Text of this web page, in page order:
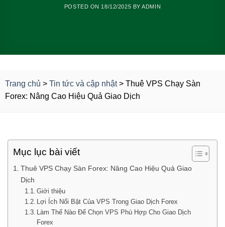
POSTED ON 18/12/2025 BYADMIN
Trang chủ > Tin tức và cập nhật> Thuê VPS Chạy Sàn
Forex: Nâng Cao Hiệu Quả Giao Dịch
Mục lục bài viết
Thuê VPS Chạy Sàn Forex: Nâng Cao Hiệu Quả Giao
Dịch
Giới thiệu
Lợi Ích Nổi Bật Của VPS Trong Giao Dịch Forex
Làm Thế Nào Để Chọn VPS Phù Hợp Cho Giao Dịch
Forex